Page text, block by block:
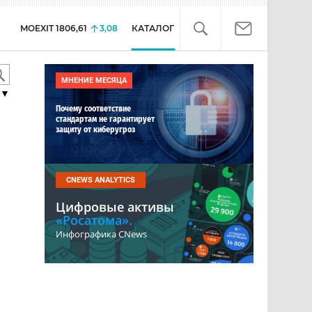
MOEXIT 1806,61 3,08 КАТАЛОГ
МНЕНИЕ МЕСЯЦА
Почему соответствие
стандартам не гарантирует
защиту от киберугроз
CNEWS ANALYTICS
Цифровые активы
«Росатома».
Инфографика CNews